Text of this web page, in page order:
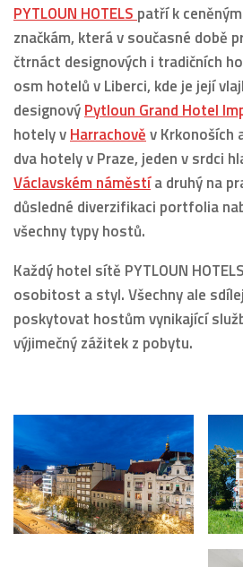
PYTLOUN HOTELS patří k
značkám, která v současné době
čtrnáct designových i tradičních
osm hotelů v Liberci, kde je její
designovýPytloun Grand Hotel
hotely vHarrachověv Krkonoších
dva hotely v Praze, jeden v srdci
Václavském náměstía druhý na
důsledné diverzifikaci portfolia
všechny typy hostů.
Každý hotel sítě PYTLOUN
osobitost a styl. Všechny ale
poskytovat hostům vynikající
výjimečný zážitek z pobytu.